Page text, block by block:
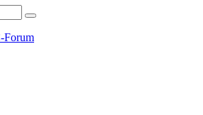
Forum